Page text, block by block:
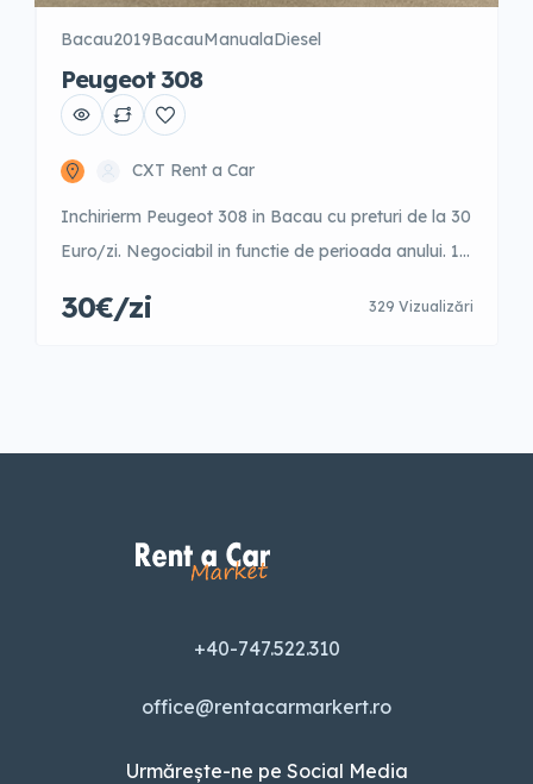
Bacau2019BacauManualaDiesel
Peugeot 308
CXT Rent a Car
Inchirierm Peugeot 308 in Bacau cu preturi de la 30
Euro/zi. Negociabil in functie de perioada anului. 1-
35 Euro/zi 16-21 zile – 31 Euro/zi 22-30 zile – 31
30€/zi 329 Vizualizări
+40-747.522.310
office@rentacarmarkert.ro
Urmărește-ne pe Social Media